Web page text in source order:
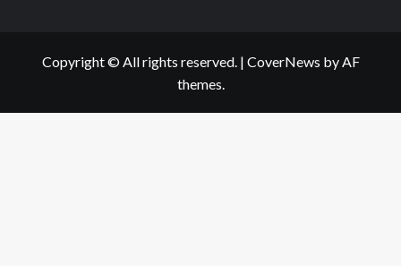
Copyright © All rights reserved. | CoverNews by AF
themes.